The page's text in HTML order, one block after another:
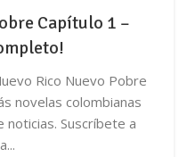
Capítulo 1 –
Rico Nuevo Pobre
novelas colombianas
Suscríbete a